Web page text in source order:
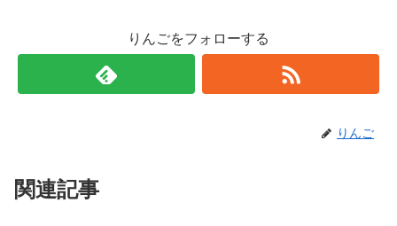
りんごをフォローする
りんご
関連記事